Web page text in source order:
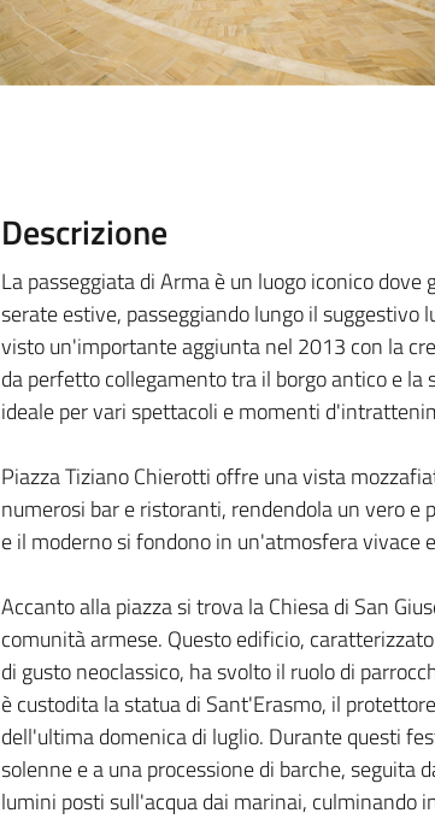
Descrizione
La passeggiata di Arma è un luogo iconico
serate estive, passeggiando lungo il
visto un'importante aggiunta nel 2013 con la
da perfetto collegamento tra il borgo antico e
ideale per vari spettacoli e momenti
Piazza Tiziano Chierotti offre una vista
numerosi bar e ristoranti, rendendola un vero e
e il moderno si fondono in un'atmosfera vivace
Accanto alla piazza si trova la Chiesa di San
comunità armese. Questo edificio,
di gusto neoclassico, ha svolto il ruolo di
è custodita la statua di Sant'Erasmo, il
dell'ultima domenica di luglio. Durante questi
solenne e a una processione di barche, seguita
lumini posti sull'acqua dai marinai, culminando